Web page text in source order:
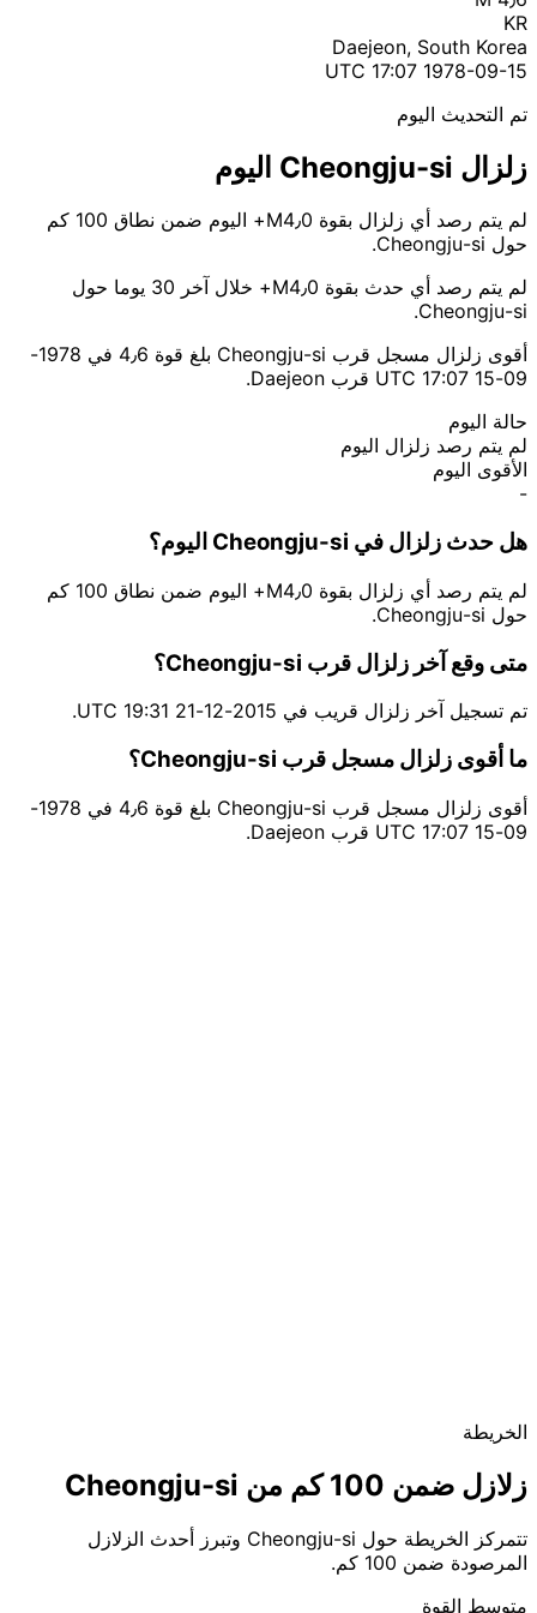
KR
Daejeon, South Korea
1978-09-15 17:07 UTC
تم التحديث اليوم
زلزال Cheongju-si اليوم
لم يتم رصد أي زلزال بقوة M4٫0+ اليوم ضمن نطاق 100 كم
حول Cheongju-si.
لم يتم رصد أي حدث بقوة M4٫0+ خلال آخر 30 يوما حول
Cheongju-si.
أقوى زلزال مسجل قرب Cheongju-si بلغ قوة 4٫6 في 1978-
09-15 17:07 UTC قرب Daejeon.
حالة اليوم
لم يتم رصد زلزال اليوم
الأقوى اليوم
-
هل حدث زلزال في Cheongju-si اليوم؟
لم يتم رصد أي زلزال بقوة M4٫0+ اليوم ضمن نطاق 100 كم
حول Cheongju-si.
متى وقع آخر زلزال قرب Cheongju-si؟
تم تسجيل آخر زلزال قريب في 2015-12-21 19:31 UTC.
ما أقوى زلزال مسجل قرب Cheongju-si؟
أقوى زلزال مسجل قرب Cheongju-si بلغ قوة 4٫6 في 1978-
09-15 17:07 UTC قرب Daejeon.
الخريطة
زلازل ضمن 100 كم من Cheongju-si
تتمركز الخريطة حول Cheongju-si وتبرز أحدث الزلازل
المرصودة ضمن 100 كم.
متوسط القوة